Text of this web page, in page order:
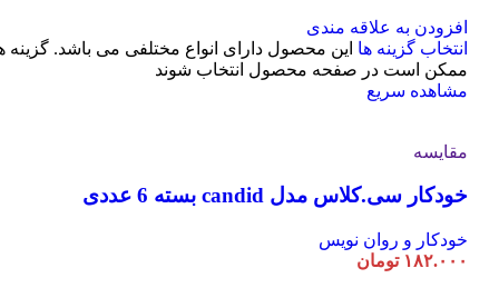
افزودن به علاقه مندی
انتخاب گزینه ها این محصول دارای انواع مختلفی می باشد. گزینه
ممکن است در صفحه محصول انتخاب شوند
مشاهده سریع
مقایسه
خودکار سی.کلاس مدل candid بسته 6 عددی
خودکار و روان نویس
۱۸۲.۰۰۰ تومان